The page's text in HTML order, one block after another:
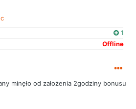
1
Offline
minęło od założenia 2godziny bonusu